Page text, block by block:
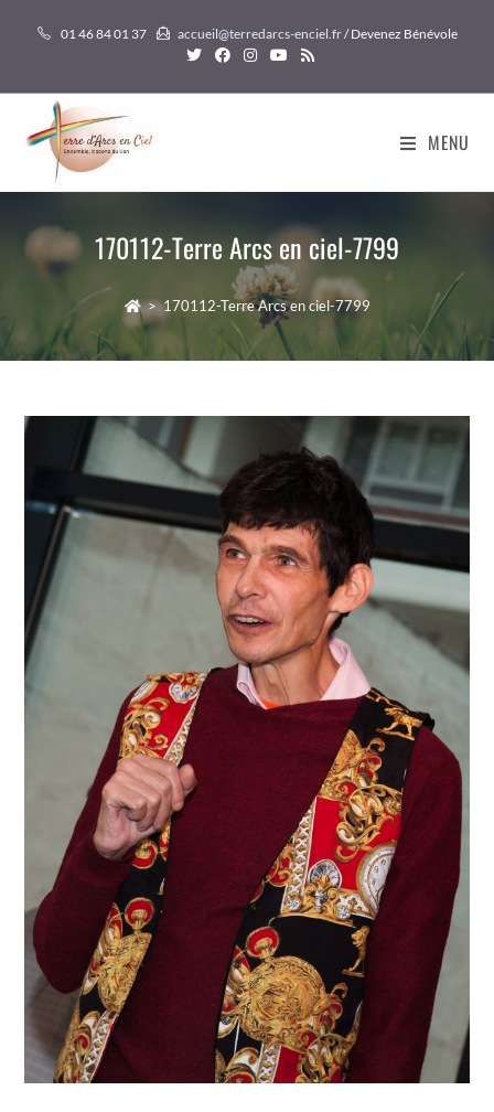
01 46 84 01 37 accueil@terredarcs-enciel.fr/ Devenez Bénévole
MENU
170112-Terre Arcs en ciel-7799
> 170112-Terre Arcs en ciel-7799